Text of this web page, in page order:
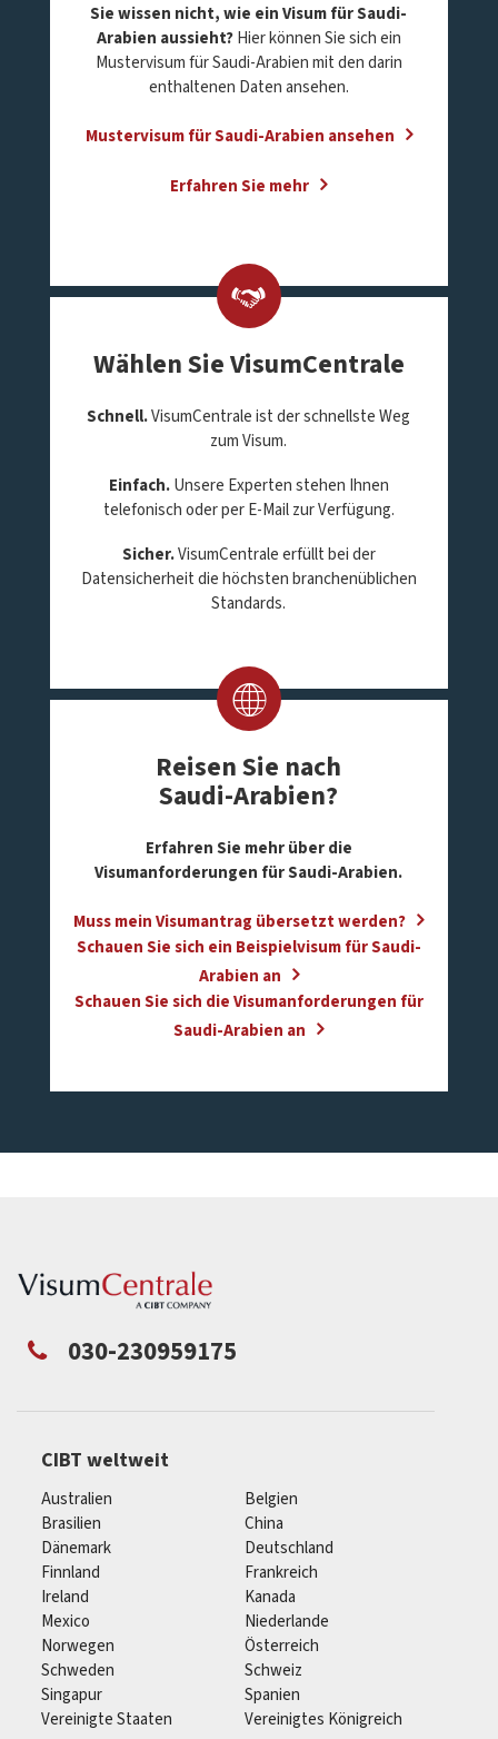
Sie wissen nicht, wie ein Visum für Saudi-
Arabien aussieht?Hier können Sie sich ein
Mustervisum für Saudi-Arabien mit den darin
enthaltenen Daten ansehen.
Mustervisum für Saudi-Arabien ansehen
Erfahren Sie mehr
Wählen Sie VisumCentrale
Schnell.VisumCentrale ist der schnellste Weg
zum Visum.
Einfach.Unsere Experten stehen Ihnen
telefonisch oder per E-Mail zur Verfügung.
Sicher.VisumCentrale erfüllt bei der
Datensicherheit die höchsten branchenüblichen
Standards.
Reisen Sie nach
Saudi-Arabien?
Erfahren Sie mehr über die
Visumanforderungen für Saudi-Arabien.
Muss mein Visumantrag übersetzt werden?
Schauen Sie sich ein Beispielvisum für Saudi-
Arabien an
Schauen Sie sich die Visumanforderungen für
Saudi-Arabien an
030-230959175
CIBT weltweit
Australien
Belgien
Brasilien
China
Dänemark
Deutschland
Finnland
Frankreich
Ireland
Kanada
Mexico
Niederlande
Norwegen
Österreich
Schweden
Schweiz
Singapur
Spanien
Vereinigte Staaten
Vereinigtes Königreich